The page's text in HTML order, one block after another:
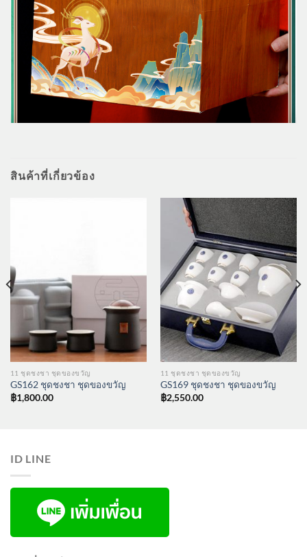
สินค้าที่เกี่ยวข้อง
11 ชุดชงชา ชุดของขวัญ
GS162 ชุดชงชา ชุดของขวัญ
฿1,800.00
11 ชุดชงชา ชุดของขวัญ
GS169 ชุดชงชา ชุดของขวัญ
฿2,550.00
ID LINE